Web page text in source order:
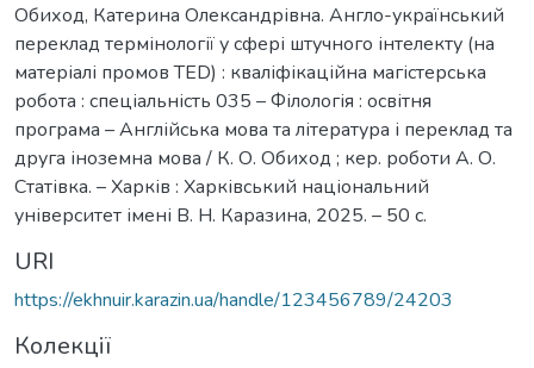
Обиход, Катерина Олександрівна. Англо-український
переклад термінології у сфері штучного інтелекту (на
матеріалі промов TED) : кваліфікаційна магістерська
робота : спеціальність 035 – Філологія : освітня
програма – Англійська мова та література і переклад та
друга іноземна мова / К. О. Обиход ; кер. роботи А. О.
Статівка. – Харків : Харківський національний
університет імені В. Н. Каразина, 2025. – 50 с.
URI
https://ekhnuir.karazin.ua/handle/123456789/24203
Колекції